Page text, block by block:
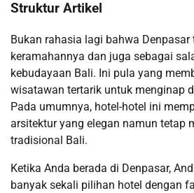
Struktur Artikel
Bukan rahasia lagi bahwa Denpasar
keramahannya dan juga sebagai
kebudayaan Bali. Ini pula yang
wisatawan tertarik untuk menginap
Pada umumnya, hotel-hotel ini
arsitektur yang elegan namun tetap
tradisional Bali.
Ketika Anda berada di Denpasar,
banyak sekali pilihan hotel dengan